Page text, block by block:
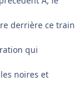
derrière ce train
qui
noires et